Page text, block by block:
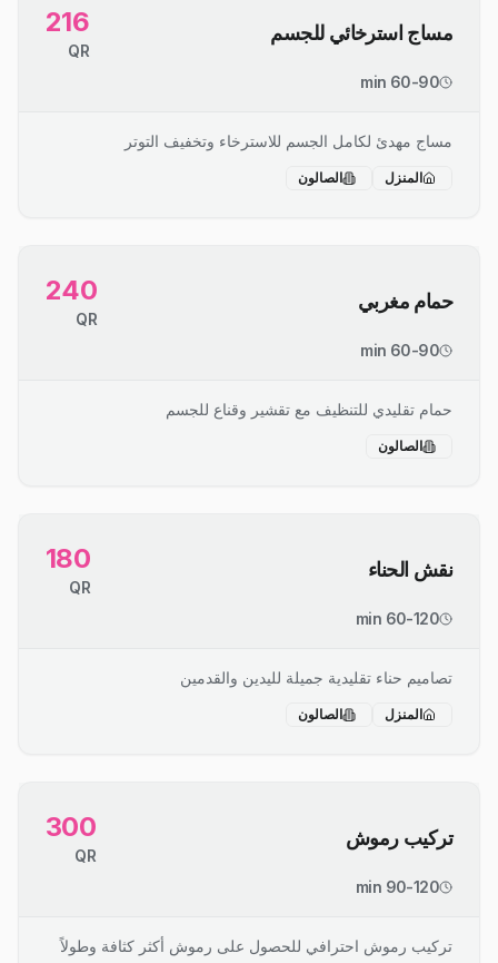
مساج استرخائي للجسم 216
QR
60-90 min
مساج مهدئ لكامل الجسم للاسترخاء وتخفيف التوتر
المنزل الصالون
حمام مغربي 240
QR
60-90 min
حمام تقليدي للتنظيف مع تقشير وقناع للجسم
الصالون
نقش الحناء 180
QR
60-120 min
تصاميم حناء تقليدية جميلة لليدين والقدمين
المنزل الصالون
تركيب رموش 300
QR
90-120 min
تركيب رموش احترافي للحصول على رموش أكثر كثافة وطولاً